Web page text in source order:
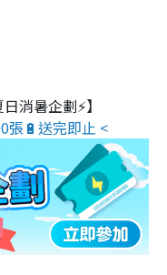
消暑企劃⚡】
張🔋送完即止 <